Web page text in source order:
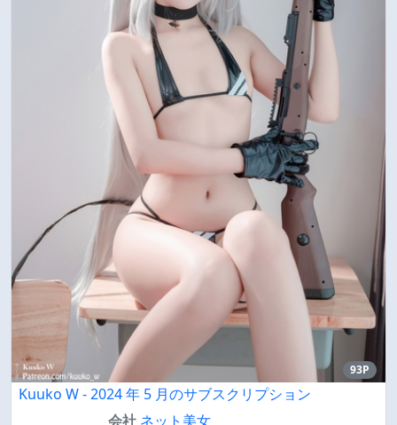
93P
Kuuko W - 2024 年 5 月のサブスクリプション
会社 ネット美女